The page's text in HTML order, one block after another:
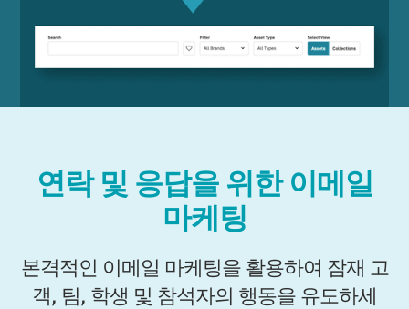
연락 및 응답을 위한 이메일
마케팅
본격적인 이메일 마케팅을 활용하여 잠재 고
객, 팀, 학생 및 참석자의 행동을 유도하세